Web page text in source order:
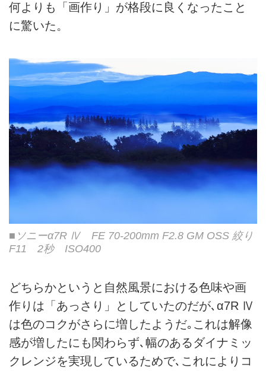
何よりも「画作り」が格段に良くなったこと
に驚いた。
■ソニーα7R Ⅳ FE 70-200mm F2.8 GM OSS 絞り
F11 2秒 ISO400
どちらかというと自然風景における色味や画
作りは「あっさり」としていたのだが､α7R Ⅳ
は色のコクがさらに増したようだ｡これは解像
感が増したにも関わらず､幅のあるダイナミッ
クレンジを実現しているためで､これによりコ